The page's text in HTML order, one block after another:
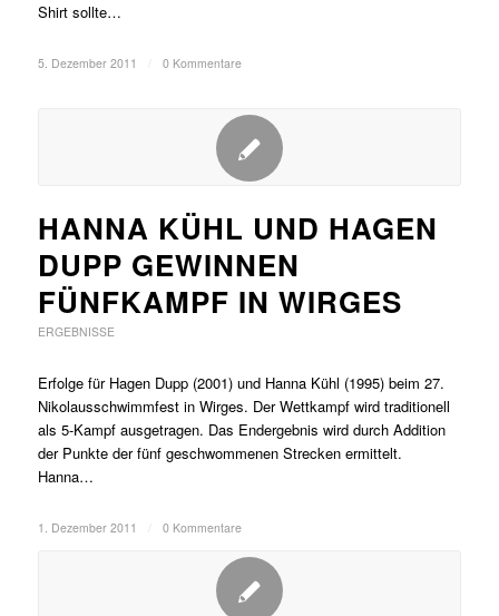
Shirt sollte…
5. Dezember 2011 0 Kommentare
HANNA KÜHL UND HAGEN
DUPP GEWINNEN
FÜNFKAMPF IN WIRGES
ERGEBNISSE
Erfolge für Hagen Dupp (2001) und Hanna Kühl (1995) beim 27.
Nikolausschwimmfest in Wirges. Der Wettkampf wird traditionell
als 5-Kampf ausgetragen. Das Endergebnis wird durch Addition
der Punkte der fünf geschwommenen Strecken ermittelt.
Hanna…
1. Dezember 2011 0 Kommentare